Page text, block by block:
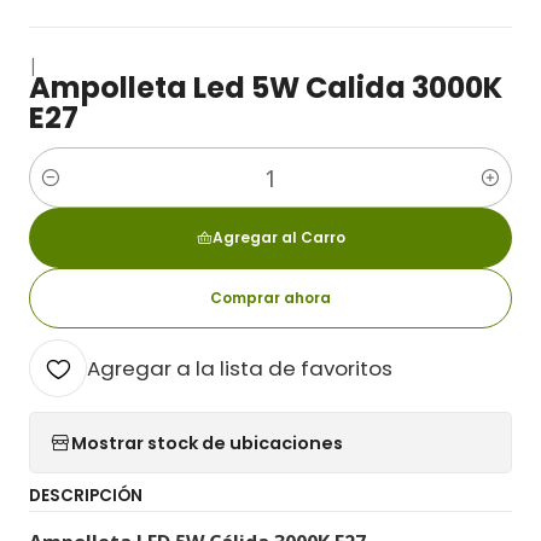
|
Ampolleta Led 5W Calida 3000K
E27
Cantidad
Agregar al Carro
Comprar ahora
Agregar a la lista de favoritos
Mostrar stock de ubicaciones
DESCRIPCIÓN